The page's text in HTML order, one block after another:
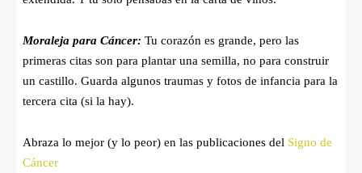
Moraleja para Cáncer: Tu corazón es grande, pero las
primeras citas son para plantar una semilla, no para construir
un castillo. Guarda algunos traumas y fotos de infancia para la
tercera cita (si la hay).
Abraza lo mejor (y lo peor) en las publicaciones del Signo de
Cáncer